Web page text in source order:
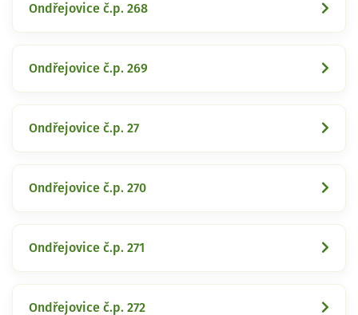
Ondřejovice č.p. 268
Ondřejovice č.p. 269
Ondřejovice č.p. 27
Ondřejovice č.p. 270
Ondřejovice č.p. 271
Ondřejovice č.p. 272